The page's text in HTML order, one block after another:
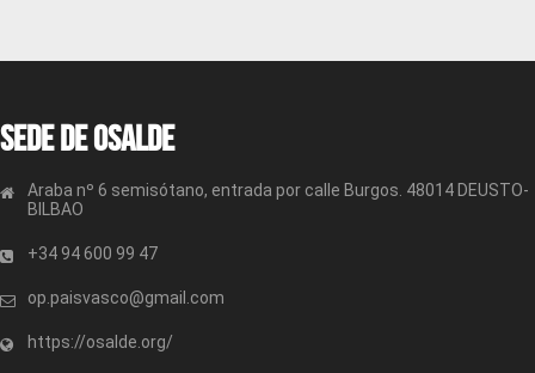
Sede de OSALDE
Araba nº 6 semisótano, entrada por calle Burgos. 48014 DEUSTO-
BILBAO
+34 94 600 99 47
op.paisvasco@gmail.com
https://osalde.org/